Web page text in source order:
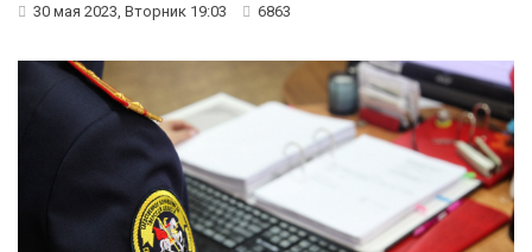
30 мая 2023, Вторник 19:03 6863